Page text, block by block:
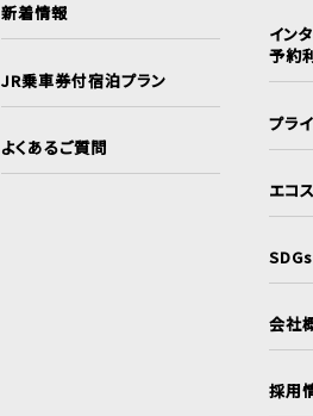
新着情報
JR乗車券付宿泊プラン
よくあるご質問
イン
予約
プラ
エコ
会社
採用